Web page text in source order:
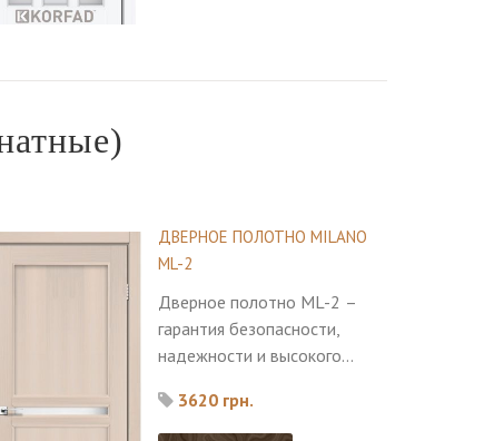
ДВЕРНОЕ ПОЛОТНО MILANO
ML-2
Дверное полотно ML-2 –
гарантия безопасности,
надежности и высокого
любого современного стиля.
3620 грн.